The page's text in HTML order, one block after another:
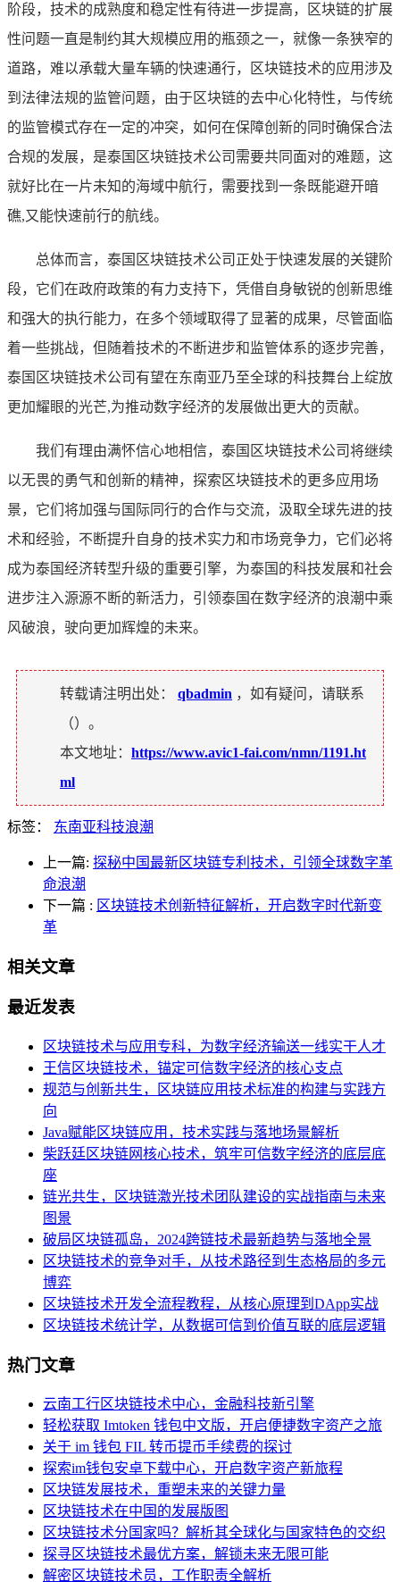
阶段，技术的成熟度和稳定性有待进一步提高，区块链的扩展
性问题一直是制约其大规模应用的瓶颈之一，就像一条狭窄的
道路，难以承载大量车辆的快速通行，区块链技术的应用涉及
到法律法规的监管问题，由于区块链的去中心化特性，与传统
的监管模式存在一定的冲突，如何在保障创新的同时确保合法
合规的发展，是泰国区块链技术公司需要共同面对的难题，这
就好比在一片未知的海域中航行，需要找到一条既能避开暗
礁,又能快速前行的航线。
总体而言，泰国区块链技术公司正处于快速发展的关键阶
段，它们在政府政策的有力支持下，凭借自身敏锐的创新思维
和强大的执行能力，在多个领域取得了显著的成果，尽管面临
着一些挑战，但随着技术的不断进步和监管体系的逐步完善，
泰国区块链技术公司有望在东南亚乃至全球的科技舞台上绽放
更加耀眼的光芒,为推动数字经济的发展做出更大的贡献。
我们有理由满怀信心地相信，泰国区块链技术公司将继续
以无畏的勇气和创新的精神，探索区块链技术的更多应用场
景，它们将加强与国际同行的合作与交流，汲取全球先进的技
术和经验，不断提升自身的技术实力和市场竞争力，它们必将
成为泰国经济转型升级的重要引擎，为泰国的科技发展和社会
进步注入源源不断的新活力，引领泰国在数字经济的浪潮中乘
风破浪，驶向更加辉煌的未来。
转载请注明出处： qbadmin ，如有疑问，请联系
（）。
本文地址： https://www.avic1-fai.com/nmn/1191.ht
ml
标签： 东南亚科技浪潮
上一篇: 探秘中国最新区块链专利技术，引领全球数字革
命浪潮
下一篇 : 区块链技术创新特征解析，开启数字时代新变
革
相关文章
最近发表
区块链技术与应用专科，为数字经济输送一线实干人才
王信区块链技术，锚定可信数字经济的核心支点
规范与创新共生，区块链应用技术标准的构建与实践方
向
Java赋能区块链应用，技术实践与落地场景解析
柴跃廷区块链网核心技术，筑牢可信数字经济的底层底
座
链光共生，区块链激光技术团队建设的实战指南与未来
图景
破局区块链孤岛，2024跨链技术最新趋势与落地全景
区块链技术的竞争对手，从技术路径到生态格局的多元
博弈
区块链技术开发全流程教程，从核心原理到DApp实战
区块链技术统计学，从数据可信到价值互联的底层逻辑
热门文章
云南工行区块链技术中心，金融科技新引擎
轻松获取 Imtoken 钱包中文版，开启便捷数字资产之旅
关于 im 钱包 FIL 转币提币手续费的探讨
探索im钱包安卓下载中心，开启数字资产新旅程
区块链发展技术，重塑未来的关键力量
区块链技术在中国的发展版图
区块链技术分国家吗？解析其全球化与国家特色的交织
探寻区块链技术最优方案，解锁未来无限可能
解密区块链技术员，工作职责全解析